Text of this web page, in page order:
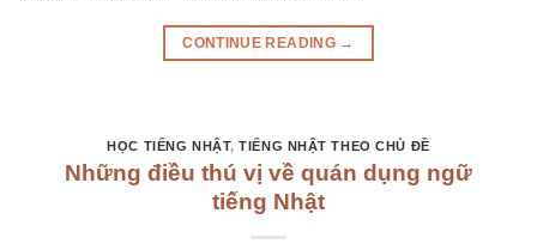
CONTINUE READING →
HỌC TIẾNG NHẬT,TIẾNG NHẬT THEO CHỦ ĐỀ
Những điều thú vị về quán dụng ngữ
tiếng Nhật